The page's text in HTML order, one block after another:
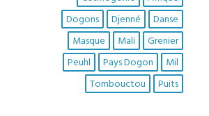
Danse
Djenné
Dogons
Grenier
Mali
Masque
Mil
Pays Dogon
Peuhl
Puits
Tombouctou